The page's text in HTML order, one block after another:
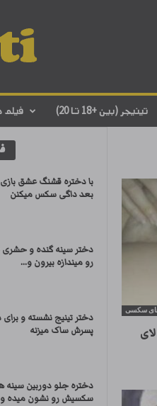
تینیجر (بین +18 تا 20)
های سکسی
با دختره قشنگ عشق
بعد داگی سکس میکنن
دختر سینه گنده و حشری
رو میندازه بیرون و...
دختر تینیج نشسته و
پسرش ساک میزنه
دختره جلو دوربین سینه
سکسیش رو نشون میده